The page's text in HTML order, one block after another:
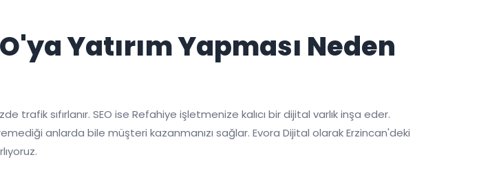
Yatırım Yapması Neden
trafik sıfırlanır. SEO ise Refahiye işletmenize kalıcı bir dijital varlık inşa eder.
anlarda bile müşteri kazanmanızı sağlar. Evora Dijital olarak Erzincan'deki